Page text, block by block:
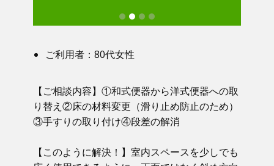
ご利用者：80代女性
【ご相談内容】①​ 和式便器から洋式便器への取
り替え②床の材料変更（滑り止め防止のため）
③手すりの取り付け④段差の解消
【このように解決！】​​ 室内スペースを少しでも